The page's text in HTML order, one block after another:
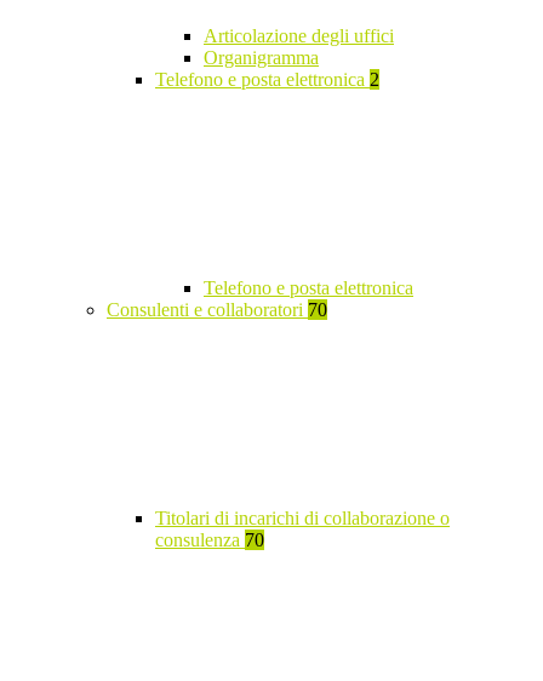
Articolazione degli uffici
Organigramma
Telefono e posta elettronica 2
Telefono e posta elettronica
Consulenti e collaboratori 70
Titolari di incarichi di collaborazione o
consulenza 70